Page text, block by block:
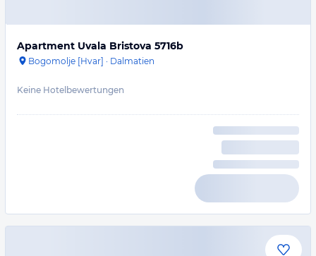
Apartment Uvala Bristova 5716b
Bogomolje [Hvar] · Dalmatien
Keine Hotelbewertungen